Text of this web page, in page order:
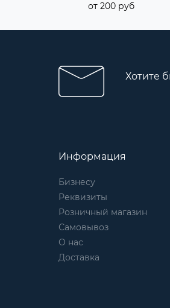
от 200 руб
Хотите
Информация
Бизнесу
Реквизиты
Розничный магазин
Самовывоз
О нас
Доставка